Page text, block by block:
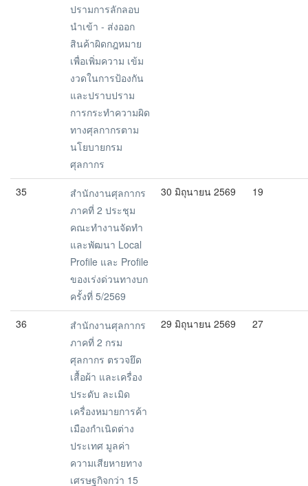
ปรามการลักลอบ
นำเข้า - ส่งออก
สินค้าผิดกฎหมาย
เพื่อเพิ่มความ เข้ม
งวดในการป้องกัน
และปราบปราม
การกระทำความผิด
ทางศุลกากรตาม
นโยบายกรม
ศุลกากร
35
สำนักงานศุลกากร
ภาคที่ 2 ประชุม
คณะทำงานจัดทำ
และพัฒนา Local
Profile และ Profile
ของเร่งด่วนทางบก
ครั้งที่ 5/2569
30 มิถุนายน 2569 19
36
สำนักงานศุลกากร
ภาคที่ 2 กรม
ศุลกากร ตรวจยึด
เสื้อผ้า และเครื่อง
ประดับ ละเมิด
เครื่องหมายการค้า
เมืองกำเนิดต่าง
ประเทศ มูลค่า
ความเสียหายทาง
เศรษฐกิจกว่า 15
29 มิถุนายน 2569 27